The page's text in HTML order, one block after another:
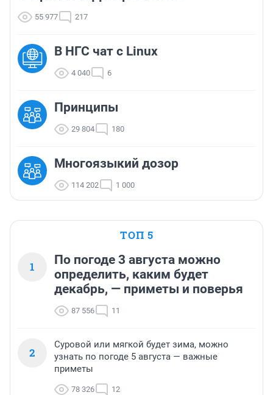
55 977 217
В НГС чат с Linux
4 040 6
Принципы
29 804 180
Многоязыкий дозор
114 202 1 000
ТОП 5
1
По погоде 3 августа можно
определить, каким будет
декабрь, — приметы и поверья
87 556 11
2
Суровой или мягкой будет зима, можно
узнать по погоде 5 августа — важные
приметы
78 326 12